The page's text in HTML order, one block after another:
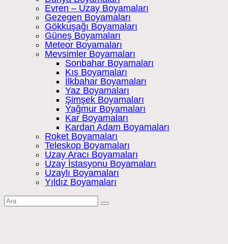
Evren – Uzay Boyamaları
Gezegen Boyamaları
Gökkuşağı Boyamaları
Güneş Boyamaları
Meteor Boyamaları
Mevsimler Boyamaları
Sonbahar Boyamaları
Kış Boyamaları
İlkbahar Boyamaları
Yaz Boyamaları
Şimşek Boyamaları
Yağmur Boyamaları
Kar Boyamaları
Kardan Adam Boyamaları
Roket Boyamaları
Teleskop Boyamaları
Uzay Aracı Boyamaları
Uzay İstasyonu Boyamaları
Uzaylı Boyamaları
Yıldız Boyamaları